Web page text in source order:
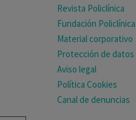
Revista Policlínica
Fundación Policlínica
Material corporativo
Protección de datos
Aviso legal
Política Cookies
Canal de denuncias